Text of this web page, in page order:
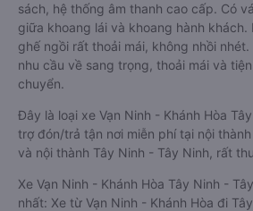
sách, hệ thống âm thanh cao cấp. Có
giữa khoang lái và khoang hành
ghế ngồi rất thoải mái, không nhồi
nhu cầu về sang trọng, thoải mái và
chuyển.
Đây là loại xe Vạn Ninh - Khánh Hòa
trợ đón/trả tận nơi miễn phí tại nội
và nội thành Tây Ninh - Tây Ninh, rất
Xe Vạn Ninh - Khánh Hòa Tây Ninh -
nhất: Xe từ Vạn Ninh - Khánh Hòa đi